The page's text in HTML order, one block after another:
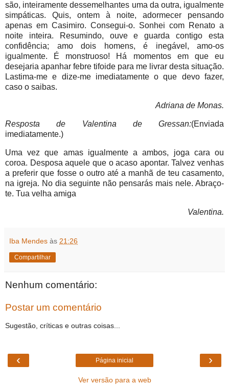
são, inteiramente dessemelhantes uma da outra, igualmente
simpáticas. Quis, ontem à noite, adormecer pensando
apenas em Casimiro. Consegui-o. Sonhei com Renato a
noite inteira. Resumindo, ouve e guarda contigo esta
confidência; amo dois homens, é inegável, amo-os
igualmente. É monstruoso! Há momentos em que eu
desejaria apanhar febre tifoide para me livrar desta situação.
Lastima-me e dize-me imediatamente o que devo fazer,
caso o saibas.
Adriana de Monas.
Resposta de Valentina de Gressan:(Enviada
imediatamente.)
Uma vez que amas igualmente a ambos, joga cara ou
coroa. Desposa aquele que o acaso apontar. Talvez venhas
a preferir que fosse o outro até a manhã de teu casamento,
na igreja. No dia seguinte não pensarás mais nele. Abraço-
te. Tua velha amiga
Valentina.
Iba Mendes às 21:26
Compartilhar
Nenhum comentário:
Postar um comentário
Sugestão, críticas e outras coisas...
‹ ›
Página inicial
Ver versão para a web